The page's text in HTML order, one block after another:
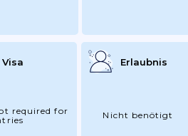
Visa
required for
Erlaubnis
Nicht benötigt